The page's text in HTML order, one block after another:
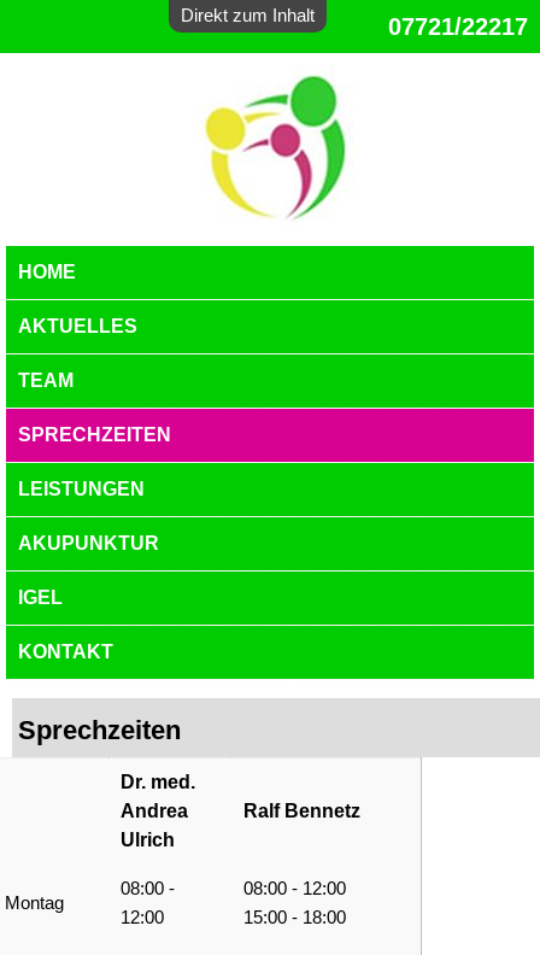
Direkt zum Inhalt 07721/22217
HOME
AKTUELLES
TEAM
SPRECHZEITEN
LEISTUNGEN
AKUPUNKTUR
IGEL
KONTAKT
Sprechzeiten
Dr. med.
Andrea
Ulrich
Ralf Bennetz
Montag
08:00 -
12:00
08:00 - 12:00
15:00 - 18:00